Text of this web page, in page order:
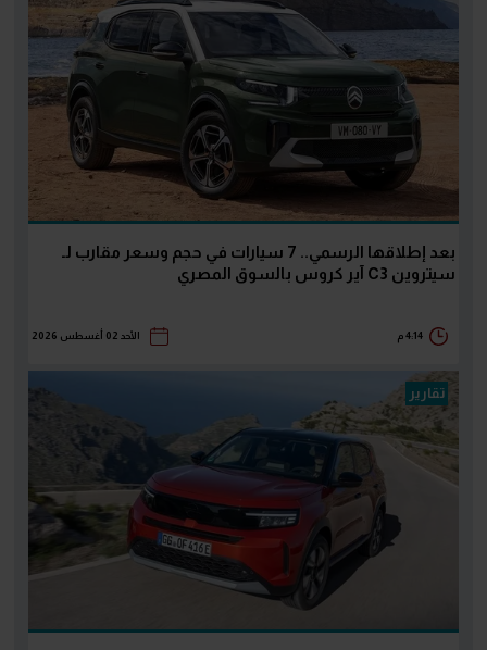
بعد إطلاقها الرسمي.. 7 سيارات في حجم وسعر مقارب لـ
سيتروين C3 آير كروس بالسوق المصري
4:14 م الأحد 02 أغسطس 2026
تقارير